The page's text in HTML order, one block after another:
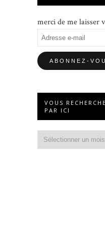
merci de me laisser
Adresse
e-
mail
VOUS
PAR ICI
Vous